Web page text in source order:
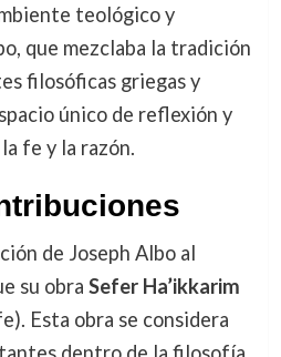
teológico y
que mezclaba la tradición
filosóficas griegas y
único de reflexión y
fe y la razón.
de Joseph Albo al
su obra Sefer Ha’ikkarim
Esta obra se considera